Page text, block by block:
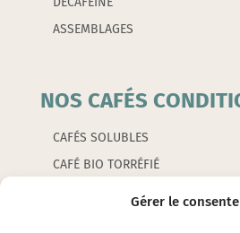
Gérer le
ASSEMBLAGES
NOS CAFÉS
CAFÉS SOLUBLES
CAFÉ BIO TORRÉFIÉ